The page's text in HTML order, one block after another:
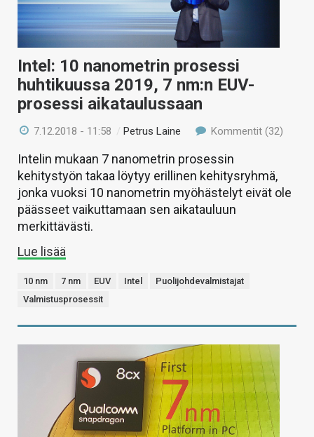
VAIHDA TEEMA
HAKU
Intel: 10 nanometrin prosessi
huhtikuussa 2019, 7 nm:n EUV-
prosessi aikataulussaan
7.12.2018 - 11:58 /Petrus Laine Kommentit (32)
Intelin mukaan 7 nanometrin prosessin
kehitystyön takaa löytyy erillinen kehitysryhmä,
jonka vuoksi 10 nanometrin myöhästelyt eivät ole
päässeet vaikuttamaan sen aikatauluun
merkittävästi.
Lue lisää
10 nm 7 nm EUV Intel
Puolijohdevalmistajat
Valmistusprosessit